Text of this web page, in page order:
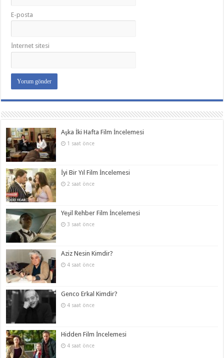
E-posta
İnternet sitesi
Aşka İki Hafta Film İncelemesi
1 saat önce
İyi Bir Yıl Film İncelemesi
2 saat önce
Yeşil Rehber Film İncelemesi
3 saat önce
Aziz Nesin Kimdir?
4 saat önce
Genco Erkal Kimdir?
4 saat önce
Hidden Film İncelemesi
4 saat önce